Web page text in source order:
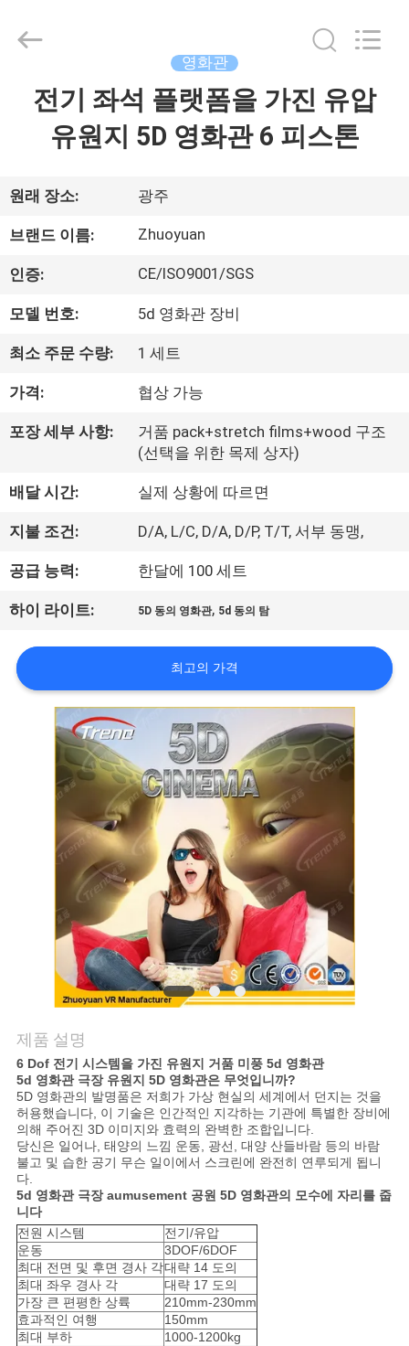
품
VR
회
사
소
공
장
견
학
소
식
케
이
스
사
이
Reserved.
영화관
전기 좌석 플랫폼을 가진 유압
유원지 5D 영화관 6 피스톤
원래 장소: 광주
브랜드 이름: Zhuoyuan
인증: CE/ISO9001/SGS
모델 번호: 5d 영화관 장비
최소 주문 수량: 1 세트
가격: 협상 가능
포장 세부 사항:
거품 pack+stretch films+wood 구조
(선택을 위한 목제 상자)
배달 시간: 실제 상황에 따르면
지불 조건: D/A, L/C, D/A, D/P, T/T, 서부 동맹,
공급 능력: 한달에 100 세트
하이 라이트: 5D 동의 영화관, 5d 동의 탐
최고의 가격
제품 설명
6 Dof 전기 시스템을 가진 유원지 거품 미풍 5d 영화관
5d 영화관 극장 유원지 5D 영화관은 무엇입니까?
5D 영화관의 발명품은 저희가 가상 현실의 세계에서 던지는 것을
허용했습니다, 이 기술은 인간적인 지각하는 기관에 특별한 장비에
의해 주어진 3D 이미지와 효력의 완벽한 조합입니다.
당신은 일어나, 태양의 느낌 운동, 광선, 대양 산들바람 등의 바람
불고 및 습한 공기 무슨 일이에서 스크린에 완전히 연루되게 됩니
다.
5d 영화관 극장 aumusement 공원 5D 영화관의 모수에 자리를 줍
니다
전원 시스템
전기/유압
운동
3DOF/6DOF
최대 전면 및 후면 경사 각대략 14 도의
최대 좌우 경사 각
대략 17 도의
가장 큰 편평한 상륙
210mm-230mm
효과적인 여행
150mm
최대 부하
1000-1200kg